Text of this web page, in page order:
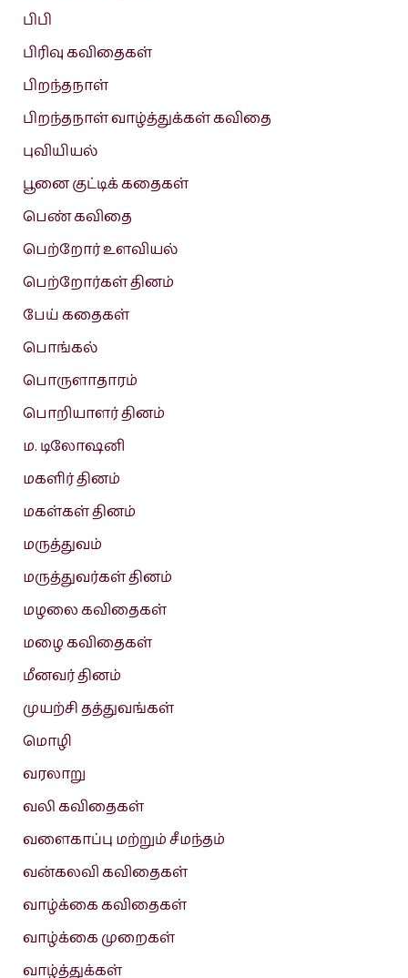
பிபி
பிரிவு கவிதைகள்
பிறந்தநாள்
பிறந்தநாள் வாழ்த்துக்கள் கவிதை
புவியியல்
பூனை குட்டிக் கதைகள்
பெண் கவிதை
பெற்றோர் உளவியல்
பெற்றோர்கள் தினம்
பேய் கதைகள்
பொங்கல்
பொருளாதாரம்
பொறியாளர் தினம்
ம. டிலோஷனி
மகளிர் தினம்
மகள்கள் தினம்
மருத்துவம்
மருத்துவர்கள் தினம்
மழலை கவிதைகள்
மழை கவிதைகள்
மீனவர் தினம்
முயற்சி தத்துவங்கள்
மொழி
வரலாறு
வலி கவிதைகள்
வளைகாப்பு மற்றும் சீமந்தம்
வன்கலவி கவிதைகள்
வாழ்க்கை கவிதைகள்
வாழ்க்கை முறைகள்
வாழ்த்துக்கள்